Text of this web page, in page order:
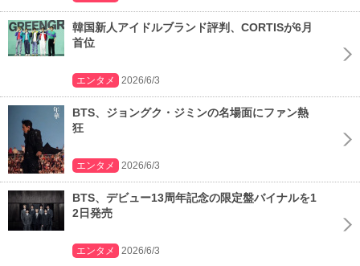
韓国新人アイドルブランド評判、CORTISが6月
首位
エンタメ 2026/6/3
BTS、ジョングク・ジミンの名場面にファン熱
狂
エンタメ 2026/6/3
BTS、デビュー13周年記念の限定盤バイナルを1
2日発売
エンタメ 2026/6/3